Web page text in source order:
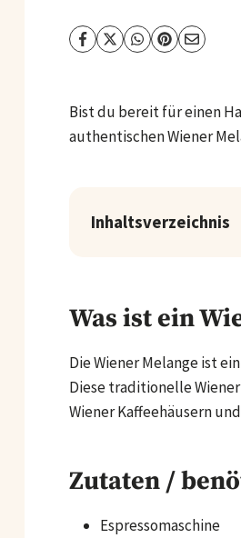
Bist du bereit für einen
authentischen Wiener
Inhaltsverzeichnis
Was ist ein
Die Wiener Melange ist
Diese traditionelle
Wiener Kaffeehäusern
Zutaten /
Espressomaschine